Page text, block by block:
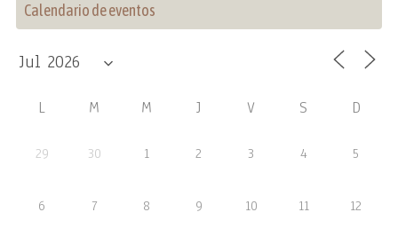
Calendario de eventos
L M M J V S D
29 30 1 2 3 4 5
6 7 8 9 10 11 12